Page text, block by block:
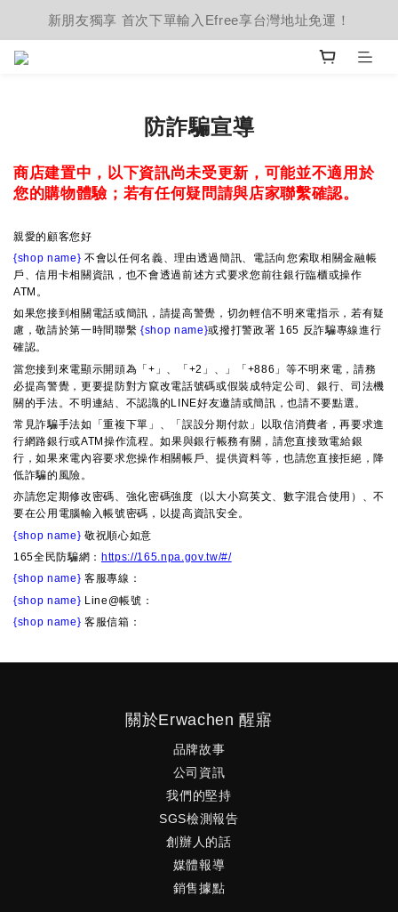
新朋友獨享 首次下單輸入Efree享台灣地址免運！
防詐騙宣導
商店建置中，以下資訊尚未受更新，可能並不適用於
您的購物體驗；若有任何疑問請與店家聯繫確認。
親愛的顧客您好
{shop name} 不會以任何名義、理由透過簡訊、電話向您索取相關金融帳
戶、信用卡相關資訊，也不會透過前述方式要求您前往銀行臨櫃或操作
ATM。
如果您接到相關電話或簡訊，請提高警覺，切勿輕信不明來電指示，若有疑
慮，敬請於第一時間聯繫 {shop name}或撥打警政署 165 反詐騙專線進行
確認。
當您接到來電顯示開頭為「+」、「+2」、」「+886」等不明來電，請務
必提高警覺，更要提防對方竄改電話號碼或假裝成特定公司、銀行、司法機
關的手法。不明連結、不認識的LINE好友邀請或簡訊，也請不要點選。
常見詐騙手法如「重複下單」、「誤設分期付款」以取信消費者，再要求進
行網路銀行或ATM操作流程。如果與銀行帳務有關，請您直接致電給銀
行，如果來電內容要求您操作相關帳戶、提供資料等，也請您直接拒絕，降
低詐騙的風險。
亦請您定期修改密碼、強化密碼強度（以大小寫英文、數字混合使用）、不
要在公用電腦輸入帳號密碼，以提高資訊安全。
{shop name} 敬祝順心如意
165全民防騙網： https://165.npa.gov.tw/#/
{shop name} 客服專線：
{shop name} Line@帳號：
{shop name} 客服信箱：
關於Erwachen 醒寤
品牌故事
公司資訊
我們的堅持
SGS檢測報告
創辦人的話
媒體報導
銷售據點